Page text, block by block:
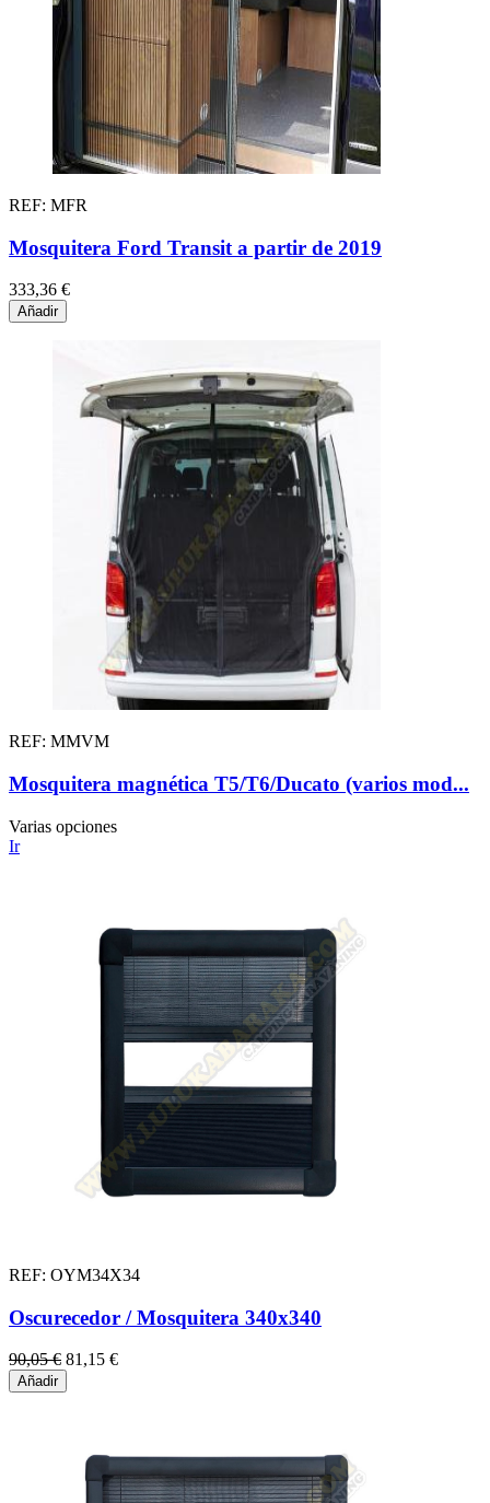
REF: MFR
Mosquitera Ford Transit a partir de 2019
333,36 €
Añadir
REF: MMVM
Mosquitera magnética T5/T6/Ducato (varios mod...
Varias opciones
Ir
REF: OYM34X34
Oscurecedor / Mosquitera 340x340
90,05 € 81,15 €
Añadir